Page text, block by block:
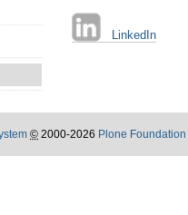
LinkedIn
© 2000-2026 Plone Foundation